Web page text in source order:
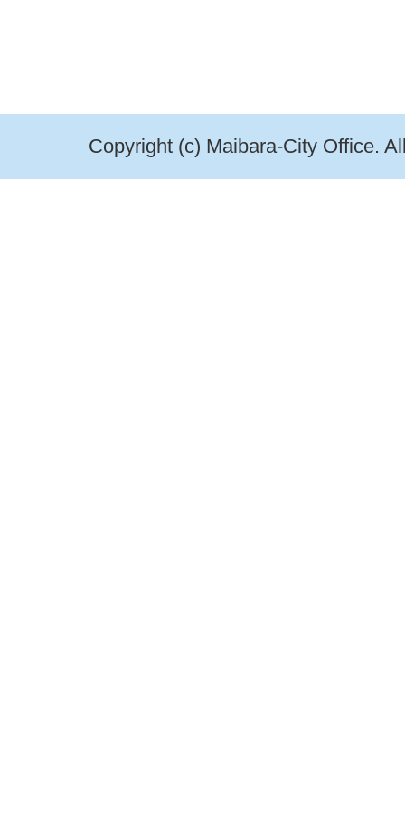
Copyright (c) Maibara-City Office.